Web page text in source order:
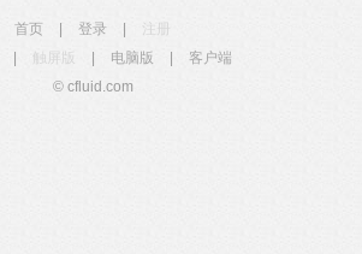
首页 登录
触屏版 电脑版
客户端
© cfluid.com